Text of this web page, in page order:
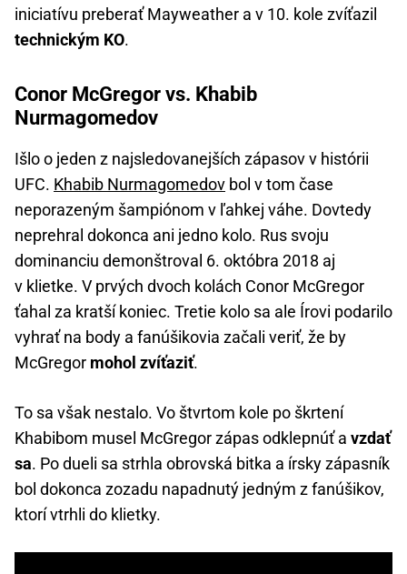
iniciatívu preberať Mayweather a v 10. kole zvíťazil
technickým KO.
Conor McGregor vs. Khabib
Nurmagomedov
Išlo o jeden z najsledovanejších zápasov v histórii
UFC. Khabib Nurmagomedov bol v tom čase
neporazeným šampiónom v ľahkej váhe. Dovtedy
neprehral dokonca ani jedno kolo. Rus svoju
dominanciu demonštroval 6. októbra 2018 aj
v klietke. V prvých dvoch kolách Conor McGregor
ťahal za kratší koniec. Tretie kolo sa ale Írovi podarilo
vyhrať na body a fanúšikovia začali veriť, že by
McGregor mohol zvíťaziť.
To sa však nestalo. Vo štvrtom kole po škrtení
Khabibom musel McGregor zápas odklepnúť a vzdať
sa. Po dueli sa strhla obrovská bitka a írsky zápasník
bol dokonca zozadu napadnutý jedným z fanúšikov,
ktorí vtrhli do klietky.